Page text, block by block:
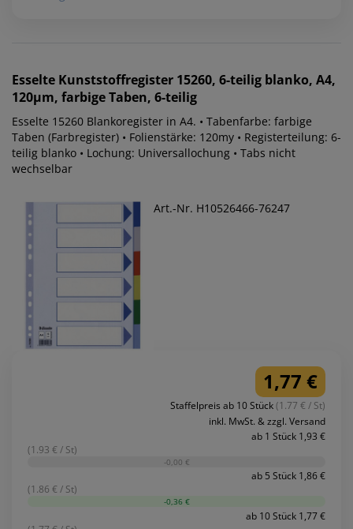
Esselte Kunststoffregister 15260, 6-teilig blanko, A4,
120µm, farbige Taben, 6-teilig
Esselte 15260 Blankoregister in A4. • Tabenfarbe: farbige
Taben (Farbregister) • Folienstärke: 120my • Registerteilung: 6-
teilig blanko • Lochung: Universallochung • Tabs nicht
wechselbar
Art.-Nr. H10526466-76247
1,77 €
Staffelpreis ab 10 Stück(1.77 € / St)
inkl. MwSt. & zzgl. Versand
ab 1 Stück 1,93 €
(1.93 € / St)
-0,00 €
ab 5 Stück 1,86 €
(1.86 € / St)
-0,36 €
ab 10 Stück 1,77 €